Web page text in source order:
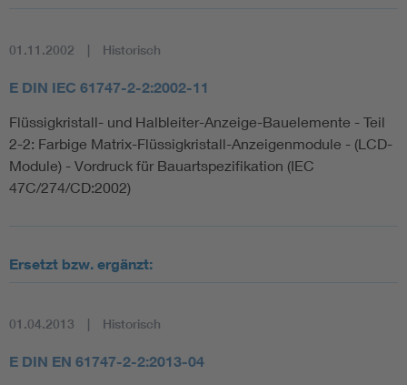
01.11.2002 Historisch
E DIN IEC 61747-2-2:2002-11
Flüssigkristall- und Halbleiter-Anzeige-Bauelemente - Teil
2-2: Farbige Matrix-Flüssigkristall-Anzeigenmodule - (LCD-
Module) - Vordruck für Bauartspezifikation (IEC
47C/274/CD:2002)
Ersetzt bzw. ergänzt:
01.04.2013 Historisch
E DIN EN 61747-2-2:2013-04